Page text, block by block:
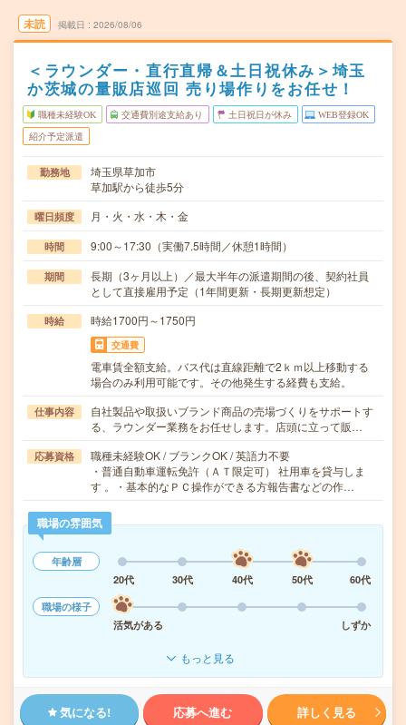
未読 掲載日 2026/08/06
＜ラウンダー・直行直帰＆土日祝休み＞埼玉
か茨城の量販店巡回 売り場作りをお任せ！
職種未経験OK 交通費別途支給あり 土日祝日が休み WEB登録OK
紹介予定派遣
勤務地
埼玉県草加市
草加駅から徒歩5分
曜日頻度 月・火・水・木・金
時間 9:00～17:30（実働7.5時間／休憩1時間）
期間
長期（3ヶ月以上）／最大半年の派遣期間の後、契約社員
として直接雇用予定（1年間更新・長期更新想定）
時給 時給1700円～1750円
交通費
電車賃全額支給。バス代は直線距離で2ｋｍ以上移動する
場合のみ利用可能です。その他発生する経費も支給。
仕事内容
自社製品や取扱いブランド商品の売場づくりをサポートす
る、ラウンダー業務をお任せします。店頭に立って販…
応募資格
職種未経験OK / ブランクOK / 英語力不要
・普通自動車運転免許（ＡＴ限定可） 社用車を貸与しま
す 。・基本的なＰＣ操作ができる方報告書などの作…
職場の雰囲気
年齢層
20代
30代 40代 50代
60代
職場の様子
活気がある
しずか
もっと見る
気になる! 応募へ進む 詳しく見る